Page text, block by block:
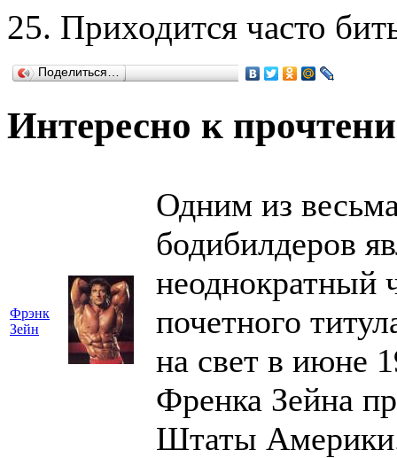
25. Приходится часто
Поделиться…
Интересно к
Фрэнк
Зейн
Одним из
бодибилдеров
неоднократный
почетного
на свет в июне
Френка Зейна
Штаты